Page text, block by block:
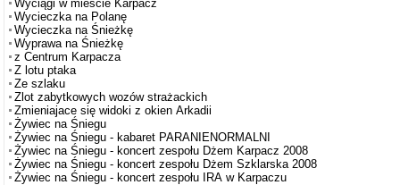
Wyciągi w mieście Karpacz
Wycieczka na Polanę
Wycieczka na Śnieżkę
Wyprawa na Śnieżkę
z Centrum Karpacza
Z lotu ptaka
Ze szlaku
Zlot zabytkowych wozów strażackich
Zmieniajace się widoki z okien Arkadii
Żywiec na Śniegu
Żywiec na Śniegu - kabaret PARANIENORMALNI
Żywiec na Śniegu - koncert zespołu Dżem Karpacz 2008
Żywiec na Śniegu - koncert zespołu Dżem Szklarska 2008
Żywiec na Śniegu - koncert zespołu IRA w Karpaczu